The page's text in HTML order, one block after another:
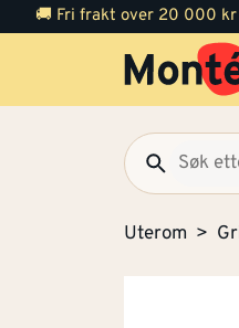
🚚 Fri frakt over 20 000 kr
Uterom